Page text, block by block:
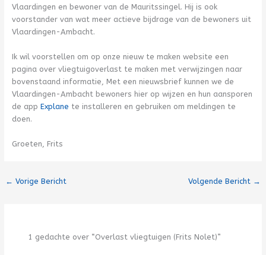
Vlaardingen en bewoner van de Mauritssingel. Hij is ook
voorstander van wat meer actieve bijdrage van de bewoners uit
Vlaardingen-Ambacht.
Ik wil voorstellen om op onze nieuw te maken website een
pagina over vliegtuigoverlast te maken met verwijzingen naar
bovenstaand informatie, Met een nieuwsbrief kunnen we de
Vlaardingen-Ambacht bewoners hier op wijzen en hun aansporen
de app Explane te installeren en gebruiken om meldingen te
doen.
Groeten, Frits
← Vorige Bericht Volgende Bericht →
1 gedachte over “Overlast vliegtuigen (Frits Nolet)”